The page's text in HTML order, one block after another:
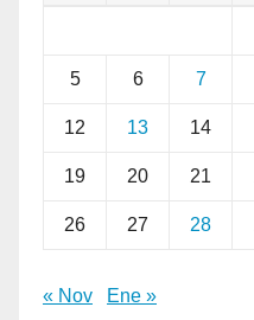
5 6 7
12 13 14
19 20 21
26 27 28
« Nov Ene »